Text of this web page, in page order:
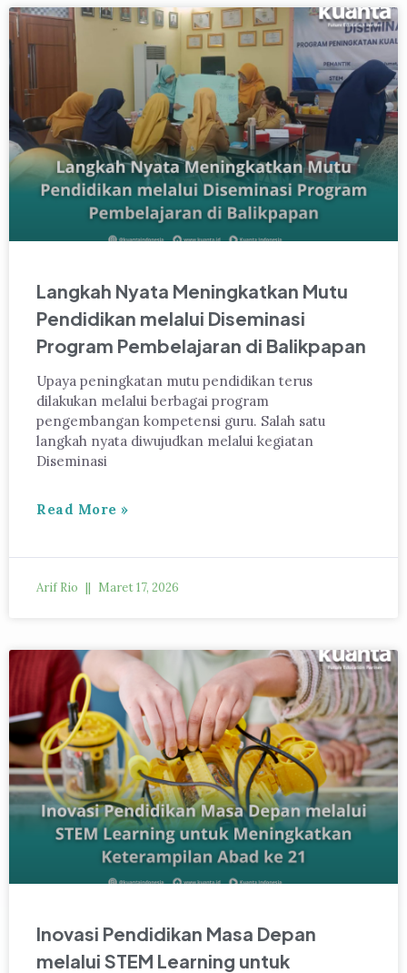
Langkah Nyata Meningkatkan Mutu
Pendidikan melalui Diseminasi
Program Pembelajaran di Balikpapan
Upaya peningkatan mutu pendidikan terus
dilakukan melalui berbagai program
pengembangan kompetensi guru. Salah satu
langkah nyata diwujudkan melalui kegiatan
Diseminasi
Read More »
Arif Rio Maret 17, 2026
Inovasi Pendidikan Masa Depan
melalui STEM Learning untuk